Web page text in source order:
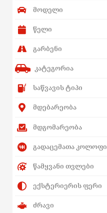
მოდელი
წელი
გარბენი
კატეგორია
საწვავის ტიპი
მდებარეობა
მდგომარეობა
გადაცემათა კოლოფი
წამყვანი თვლები
ექსტერიერის ფერი
ძრავი